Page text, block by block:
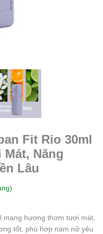
Fit Rio 30ml
Năng
Lâu
mang hương thơm tươi mát,
tốt, phù hợp nam nữ yêu